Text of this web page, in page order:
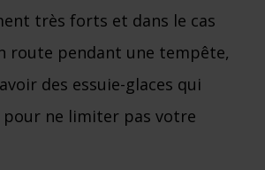
très forts et dans le cas
route pendant une tempête,
des essuie-glaces qui
ne limiter pas votre